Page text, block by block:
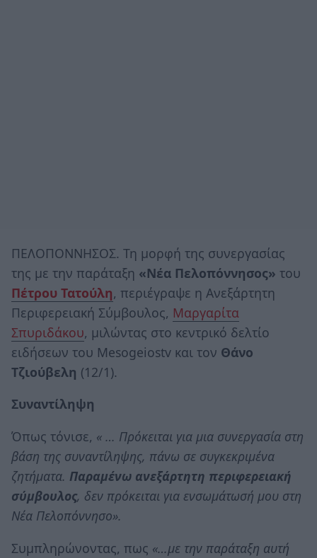
ΠΕΛΟΠΟΝΝΗΣΟΣ. Τη μορφή της συνεργασίας
της με την παράταξη «Νέα Πελοπόννησος» του
Πέτρου Τατούλη, περιέγραψε η Ανεξάρτητη
Περιφερειακή Σύμβουλος, Μαργαρίτα
Σπυριδάκου, μιλώντας στο κεντρικό δελτίο
ειδήσεων του Mesogeiostv και τον Θάνο
Τζιούβελη (12/1).
Συναντίληψη
Όπως τόνισε, « … Πρόκειται για μια συνεργασία στη
βάση της συναντίληψης, πάνω σε συγκεκριμένα
ζητήματα. Παραμένω ανεξάρτητη περιφερειακή
σύμβουλος, δεν πρόκειται για ενσωμάτωσή μου στη
Νέα Πελοπόννησο».
Συμπληρώνοντας, πως «…με την παράταξη αυτή